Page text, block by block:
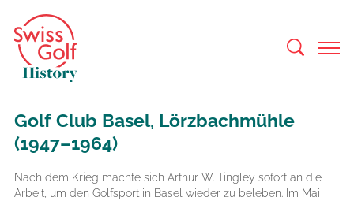
Golf Club Basel, Lörzbachmühle
(1947–1964)
Nach dem Krieg machte sich Arthur W. Tingley sofort an die
Arbeit, um den Golfsport in Basel wieder zu beleben. Im Mai